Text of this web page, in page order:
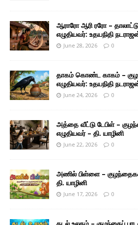
ஆராரோ ஆரி ரரோ –
எழுதியவர்: உதயநிதி
June 28, 2026 0
தாகம் கொண்ட காகம் –
எழுதியவர்: உதயநிதி
June 24, 2026 0
அத்தை வீட்டு டேபிள் –
எழுதியவர் – தி. யாழினி
June 22, 2026 0
அணில் பிள்ளை –
தி. யாழினி
June 17, 2026 0